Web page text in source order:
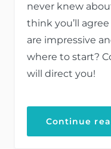
never knew
think you’ll
are impressive
where to start?
will direct you!
Continue